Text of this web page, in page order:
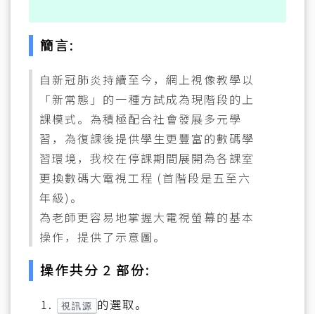
簡言:
自新冠肺炎持續至今，網上視像教學以
「新常態」的一種方試成為現階段的上
課模式。為積極配合社會發展多元學
習，為復課後提供學生更豐富的數碼學
習環境，我校在停課期間展開為各課室
更換數碼大電視工程 (首階段是五至六
年級)。
為老師更容易地掌握大電視螢幕的基本
操作，提供了示意圖。
操作共分 2 部份:
視訊源 的選取。